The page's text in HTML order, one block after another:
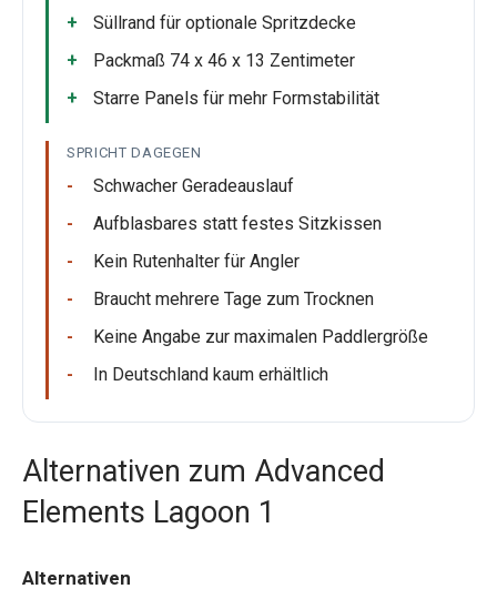
Süllrand für optionale Spritzdecke
Packmaß 74 x 46 x 13 Zentimeter
Starre Panels für mehr Formstabilität
SPRICHT DAGEGEN
Schwacher Geradeauslauf
Aufblasbares statt festes Sitzkissen
Kein Rutenhalter für Angler
Braucht mehrere Tage zum Trocknen
Keine Angabe zur maximalen Paddlergröße
In Deutschland kaum erhältlich
Alternativen zum Advanced
Elements Lagoon 1
Alternativen